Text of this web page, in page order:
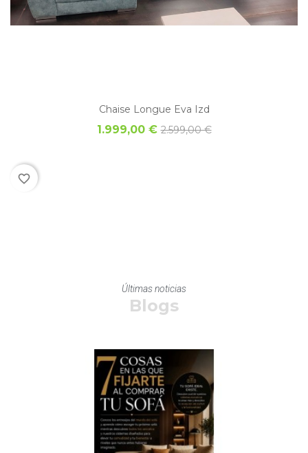
Chaise Longue Eva Izd
1.999,00 € 2.599,00 €
favorite_border
Últimas noticias
Blogs